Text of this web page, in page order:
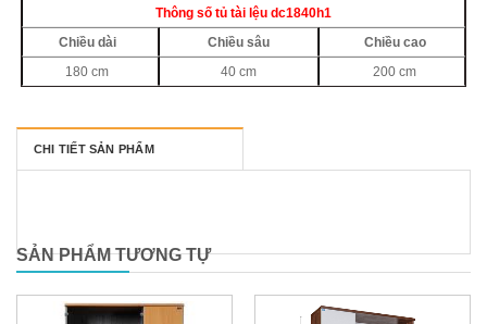
Thông số tủ tài lệu dc1840h1
Chiều dài Chiều sâu Chiều cao
180 cm 40 cm 200 cm
CHI TIẾT SẢN PHẨM
SẢN PHẨM TƯƠNG TỰ